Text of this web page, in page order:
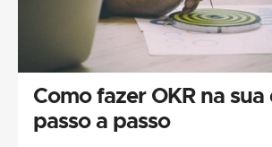
Como fazer OKR na
passo a passo